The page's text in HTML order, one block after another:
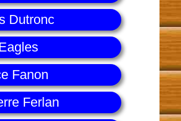
Dutronc
Fanon
Ferlan